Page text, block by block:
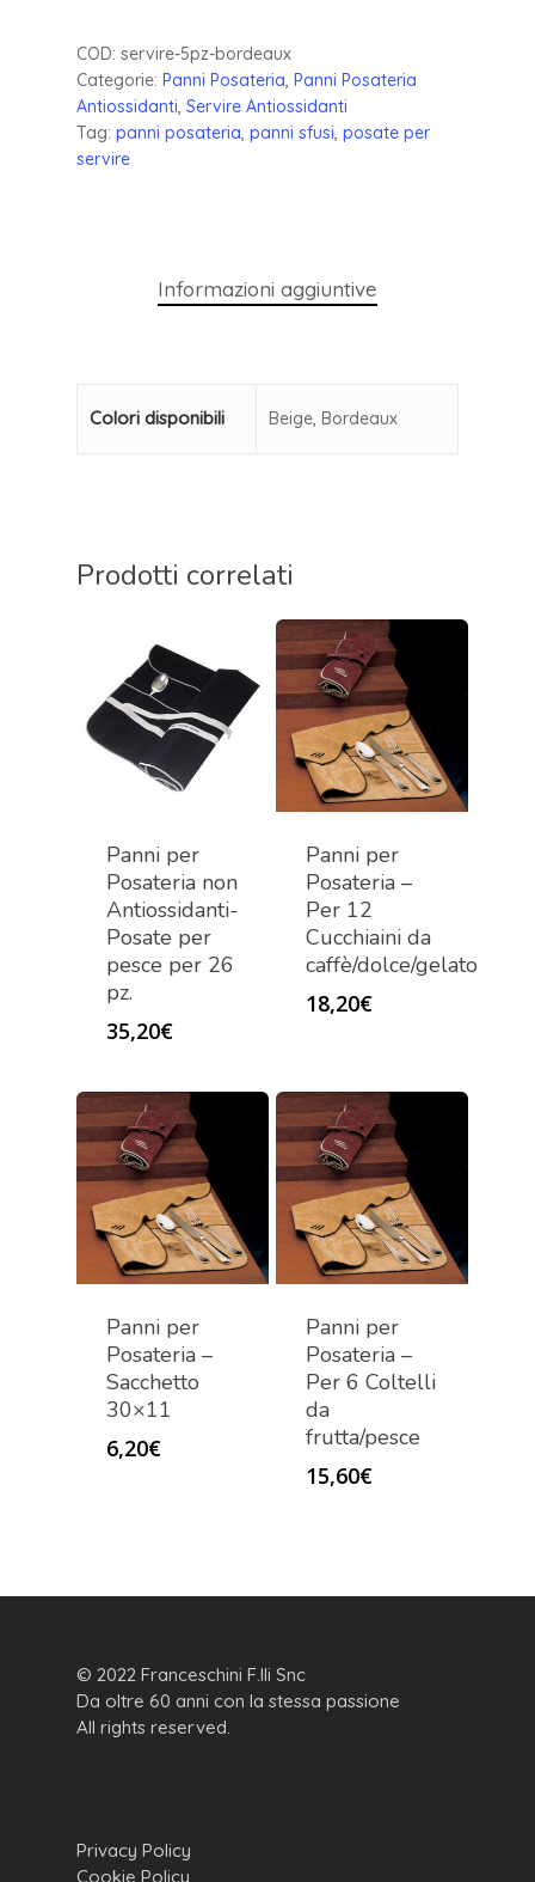
COD: servire-5pz-bordeaux
Categorie: Panni Posateria, Panni Posateria
Antiossidanti, Servire Antiossidanti
Tag: panni posateria, panni sfusi, posate per
servire
Informazioni aggiuntive
Colori disponibili Beige, Bordeaux
Prodotti correlati
Panni per
Posateria non
Antiossidanti-
Posate per
pesce per 26
pz.
35,20€
Panni per
Posateria –
Per 12
Cucchiaini da
caffè/dolce/gelato
18,20€
Panni per
Posateria –
Sacchetto
30×11
6,20€
Panni per
Posateria –
Per 6 Coltelli
da
frutta/pesce
15,60€
© 2022 Franceschini F.lli Snc
Da oltre 60 anni con la stessa passione
All rights reserved.
Privacy Policy
Cookie Policy